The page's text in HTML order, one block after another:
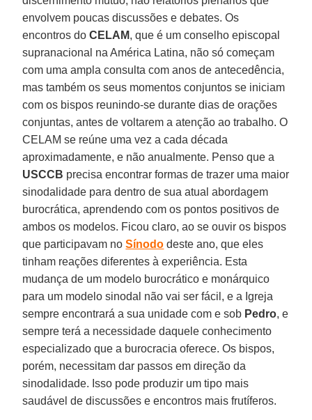
envolvem poucas discussões e debates. Os
encontros doCELAM, que é um conselho episcopal
supranacional na América Latina, não só começam
com uma ampla consulta com anos de antecedência,
mas também os seus momentos conjuntos se iniciam
com os bispos reunindo-se durante dias de orações
conjuntas, antes de voltarem a atenção ao trabalho. O
CELAM se reúne uma vez a cada década
aproximadamente, e não anualmente. Penso que a
USCCB precisa encontrar formas de trazer uma maior
sinodalidade para dentro de sua atual abordagem
burocrática, aprendendo com os pontos positivos de
ambos os modelos. Ficou claro, ao se ouvir os bispos
que participavam noSínodo deste ano, que eles
tinham reações diferentes à experiência. Esta
mudança de um modelo burocrático e monárquico
para um modelo sinodal não vai ser fácil, e a Igreja
sempre encontrará a sua unidade com e sob Pedro, e
sempre terá a necessidade daquele conhecimento
especializado que a burocracia oferece. Os bispos,
porém, necessitam dar passos em direção da
sinodalidade. Isso pode produzir um tipo mais
saudável de discussões e encontros mais frutíferos.